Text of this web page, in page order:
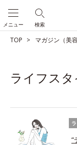
検索
メニュー
TOP マガジン（美
ライフス
“